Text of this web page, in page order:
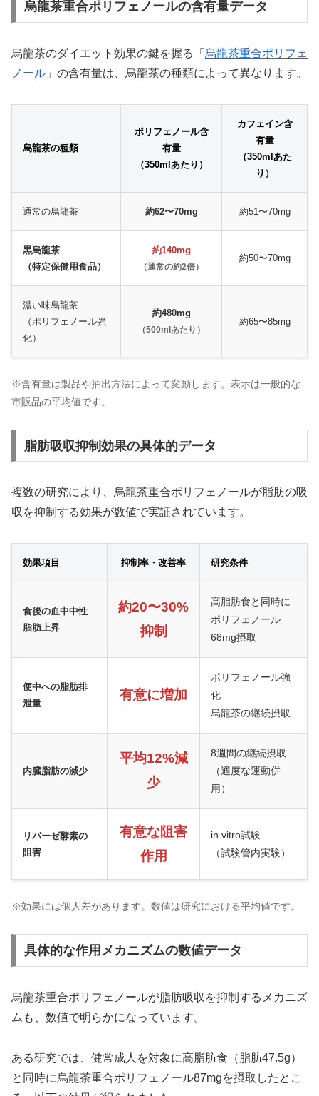
烏龍茶重合ポリフェノールの含有量データ
烏龍茶のダイエット効果の鍵を握る「 烏龍茶重合ポリフェ
ノール 」の含有量は、烏龍茶の種類によって異なります。
烏龍茶の種類
ポリフェノール含
有量
（350mlあたり）
カフェイン含
有量
（350mlあた
り）
通常の烏龍茶 約62〜70mg 約51〜70mg
黒烏龍茶
（特定保健用食品）
約140mg
（通常の約2倍）
約50〜70mg
濃い味烏龍茶
（ポリフェノール強
化）
約480mg
（500mlあたり）
約65〜85mg
※含有量は製品や抽出方法によって変動します。表示は一般的な
市販品の平均値です。
脂肪吸収抑制効果の具体的データ
複数の研究により、烏龍茶重合ポリフェノールが脂肪の吸
収を抑制する効果が数値で実証されています。
効果項目 抑制率・改善率 研究条件
食後の血中中性
脂肪上昇
約20〜30%
抑制
高脂肪食と同時に
ポリフェノール
68mg摂取
便中への脂肪排
泄量
有意に増加
ポリフェノール強
化
烏龍茶の継続摂取
内臓脂肪の減少
平均12%減
少
8週間の継続摂取
（適度な運動併
用）
リパーゼ酵素の
阻害
有意な阻害
作用
in vitro試験
（試験管内実験）
※効果には個人差があります。数値は研究における平均値です。
具体的な作用メカニズムの数値データ
烏龍茶重合ポリフェノールが脂肪吸収を抑制するメカニズ
ムも、数値で明らかになっています。
ある研究では、健常成人を対象に高脂肪食（脂肪47.5g）
と同時に烏龍茶重合ポリフェノール87mgを摂取したとこ